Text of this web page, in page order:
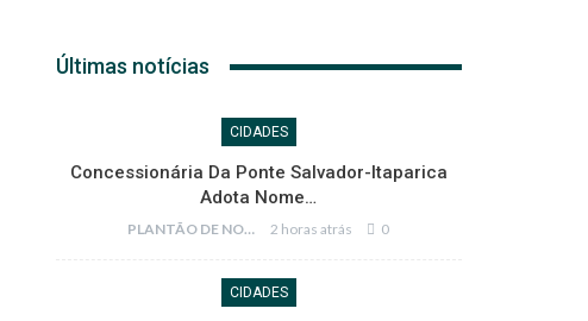
Últimas notícias
CIDADES
Concessionária Da Ponte Salvador-Itaparica
Adota Nome…
PLANTÃO DE NOTÍCIAS 2 horas atrás 0
CIDADES